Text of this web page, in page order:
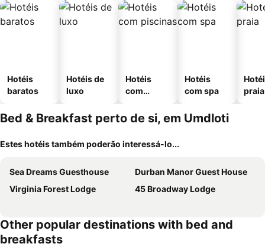
Hotéis
baratos
Hotéis de
luxo
Hotéis
com
Hotéis
com spa
praia
Bed & Breakfast perto de si, em Umdloti
Estes hotéis também poderão interessá-lo...
Sea Dreams Guesthouse
Durban Manor Guest House
Virginia Forest Lodge
45 Broadway Lodge
Other popular destinations with bed and
breakfasts